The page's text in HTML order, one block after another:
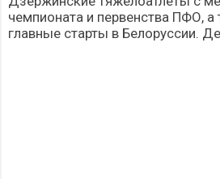
чемпионата и первенства ПФО, а
главные старты в Белоруссии.